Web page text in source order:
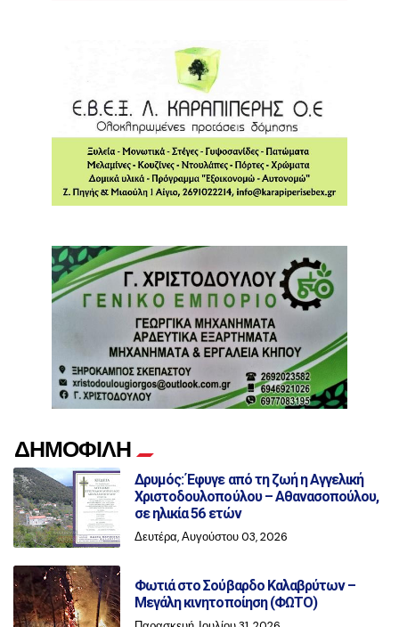
ΔΗΜΟΦΙΛΗ
Δρυμός: Έφυγε από τη ζωή η Αγγελική
Χριστοδουλοπούλου – Αθανασοπούλου,
σε ηλικία 56 ετών
Δευτέρα, Αυγούστου 03, 2026
Φωτιά στο Σούβαρδο Καλαβρύτων –
Μεγάλη κινητοποίηση (ΦΩΤΟ)